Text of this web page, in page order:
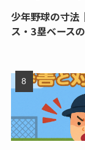
少年野球の寸法
ス・3塁ベース